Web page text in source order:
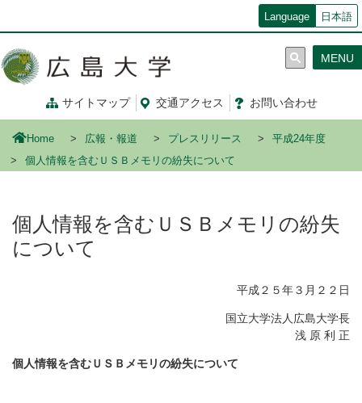
コ
ン
移
Language 日本語
サイトマップ 交通アクセス お問い合わせ
MENU
Home 広報・報道 プレスリリース
平成24年度
個人情報を含むＵＳＢメモリの紛失について
個人情報を含むＵＳＢメモリの紛失
について
平成２５年３月２２日
国立大学法人広島大学長
浅 原 利 正
個人情報を含むＵＳＢメモリの紛失について